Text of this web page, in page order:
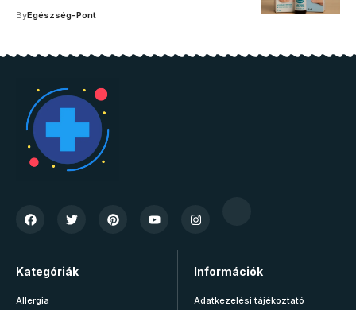
ByEgészség-Pont
Kategóriák
Allergia
Információk
Adatkezelési tájékoztató